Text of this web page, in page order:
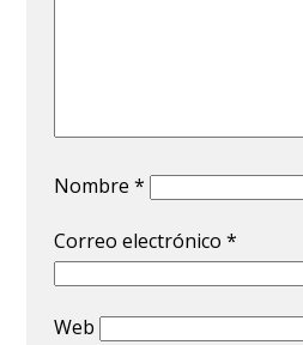
Nombre*
Correo electrónico*
Web